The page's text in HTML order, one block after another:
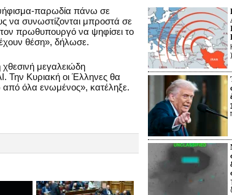
παρωδία πάνω σε
να συνωστίζονται μπροστά σε
πρωθυπουργό να ψηφίσει το
έχουν θέση», δήλωσε.
χθεσινή μεγαλειώδη
Την Κυριακή οι Έλληνες θα
όλα ενωμένος», κατέληξε.